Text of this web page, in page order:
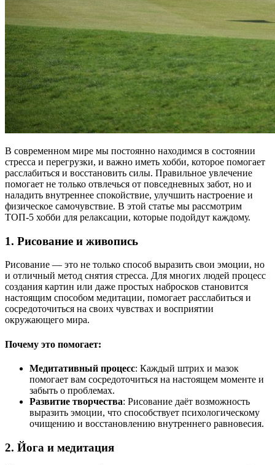
В современном мире мы постоянно находимся в состоянии
стресса и перегрузки, и важно иметь хобби, которое помогает
расслабиться и восстановить силы. Правильное увлечение
помогает не только отвлечься от повседневных забот, но и
наладить внутреннее спокойствие, улучшить настроение и
физическое самочувствие. В этой статье мы рассмотрим
ТОП-5 хобби для релаксации, которые подойдут каждому.
1. Рисование и живопись
Рисование — это не только способ выразить свои эмоции, но
и отличный метод снятия стресса. Для многих людей процесс
создания картин или даже простых набросков становится
настоящим способом медитации, помогает расслабиться и
сосредоточиться на своих чувствах и восприятии
окружающего мира.
Почему это помогает:
Медитативный процесс: Каждый штрих и мазок
помогает вам сосредоточиться на настоящем моменте и
забыть о проблемах.
Развитие творчества: Рисование даёт возможность
выразить эмоции, что способствует психологическому
очищению и восстановлению внутреннего равновесия.
2. Йога и медитация